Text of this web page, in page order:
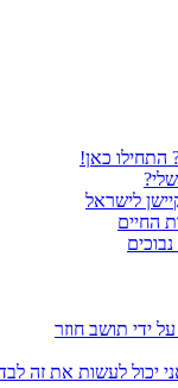
התחילו כאן!
לישראל
החיים
ידי תושב חוזר
יכול לעשות את זה